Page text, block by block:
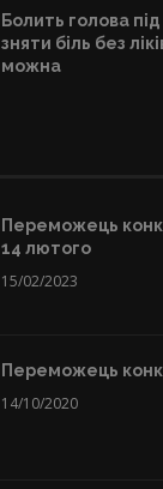
Болить голова під
зняти біль без
можна
Переможець
14 лютого
15/02/2023
Переможець
14/10/2020